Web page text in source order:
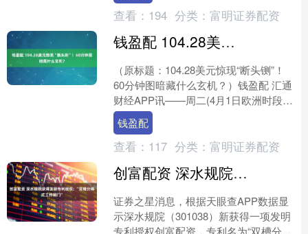
查看： 194 分类： 富明证券配资
钱盈配 104.28美元惊现“断头铡”！60分钟图暗藏什么玄机？
（原标题：104.28美元惊现“断头铡”！
60分钟图暗藏什么玄机？）钱盈配 汇通
财经APP讯——周二(4月1日欧洲时段，
美元指数窄幅震荡于104.10-104.....
钱盈配
查看： 117 分类： 富明证券配资
创富配资 深水规院获得发明专利授权: “双槽分体式工作闸门”
证券之星消息，根据天眼查APP数据显
示深水规院（301038）新获得一项发明
专利授权创富配资，专利名为“双槽分体